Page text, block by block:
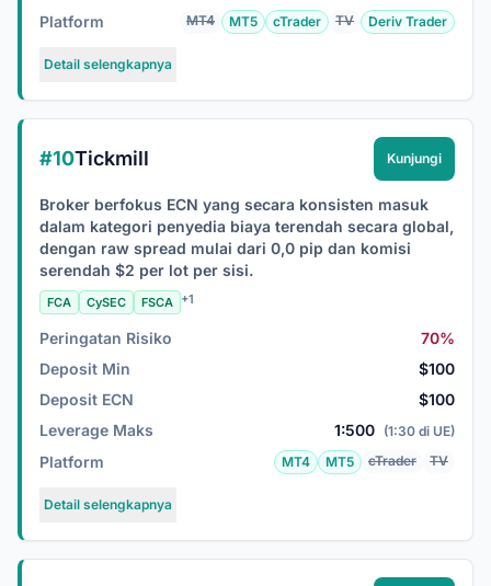
Platform MT4 MT5 cTrader TV Deriv Trader
Detail selengkapnya
#10Tickmill Kunjungi
Broker berfokus ECN yang secara konsisten masuk
dalam kategori penyedia biaya terendah secara global,
dengan raw spread mulai dari 0,0 pip dan komisi
serendah $2 per lot per sisi.
FCA CySEC FSCA +1
Peringatan Risiko
70%
Deposit Min
$100
Deposit ECN
$100
Leverage Maks
1:500 (1:30 di UE)
Platform MT4 MT5 cTrader TV
Detail selengkapnya